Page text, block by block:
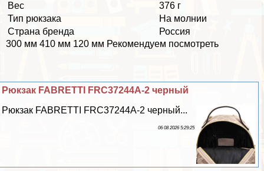
Вес
376 г
Тип рюкзака
На молнии
Страна бренда
Россия
300 мм 410 мм 120 мм Рекомендуем посмотреть
Рюкзак FABRETTI FRC37244A-2 черный
Рюкзак FABRETTI FRC37244A-2 черный...
06 08 2026 5:29:25